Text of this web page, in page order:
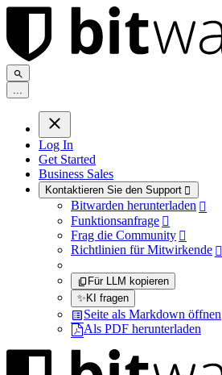
...
Log In
Get Started
Business Sales
Kontaktieren Sie den Support 
Bitwarden herunterladen 
Funktionsanfrage 
Frag die Community 
Richtlinien für Mitwirkende 
Für LLM kopieren
✨KI fragen
Seite als Markdown öffnen
Als PDF herunterladen